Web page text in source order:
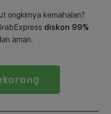
ongkirnya kemahalan?
diskon 99%
aman.